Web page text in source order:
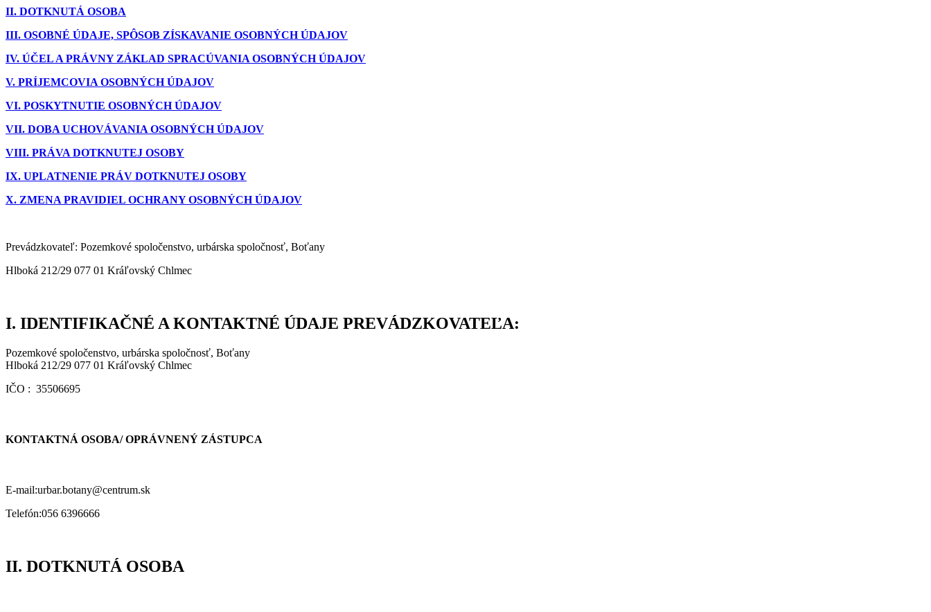
II. DOTKNUTÁ OSOBA
III. OSOBNÉ ÚDAJE, SPÔSOB ZÍSKAVANIE OSOBNÝCH ÚDAJOV
IV. ÚČEL A PRÁVNY ZÁKLAD SPRACÚVANIA OSOBNÝCH ÚDAJOV
V. PRÍJEMCOVIA OSOBNÝCH ÚDAJOV
VI. POSKYTNUTIE OSOBNÝCH ÚDAJOV
VII. DOBA UCHOVÁVANIA OSOBNÝCH ÚDAJOV
VIII. PRÁVA DOTKNUTEJ OSOBY
IX. UPLATNENIE PRÁV DOTKNUTEJ OSOBY
X. ZMENA PRAVIDIEL OCHRANY OSOBNÝCH ÚDAJOV
Prevádzkovateľ: Pozemkové spoločenstvo, urbárska spoločnosť, Boťany
Hlboká 212/29 077 01 Kráľovský Chlmec
I. IDENTIFIKAČNÉ A KONTAKTNÉ ÚDAJE PREVÁDZKOVATEĽA:
Pozemkové spoločenstvo, urbárska spoločnosť, Boťany
Hlboká 212/29 077 01 Kráľovský Chlmec
IČO : 35506695
KONTAKTNÁ OSOBA/ OPRÁVNENÝ ZÁSTUPCA
E-mail:urbar.botany@centrum.sk
Telefón:056 6396666
II. DOTKNUTÁ OSOBA